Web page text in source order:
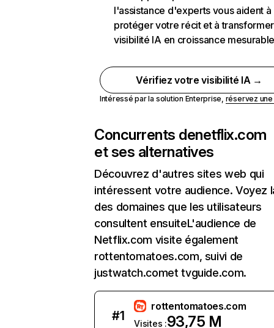
l'assistance d'experts vous aident à
protéger votre récit et à
visibilité IA en croissance
Vérifiez votre visibilité IA →
Intéressé par la solution Enterprise, réservez
Concurrents denetflix.com
et ses alternatives
Découvrez d'autres sites web qui
intéressent votre audience. Voyez
des domaines que les utilisateurs
consultent ensuiteL'audience de
Netflix.com visite également
rottentomatoes.com, suivi de
justwatch.comet tvguide.com.
#1
rottentomatoes.com
Visites :93,75 M